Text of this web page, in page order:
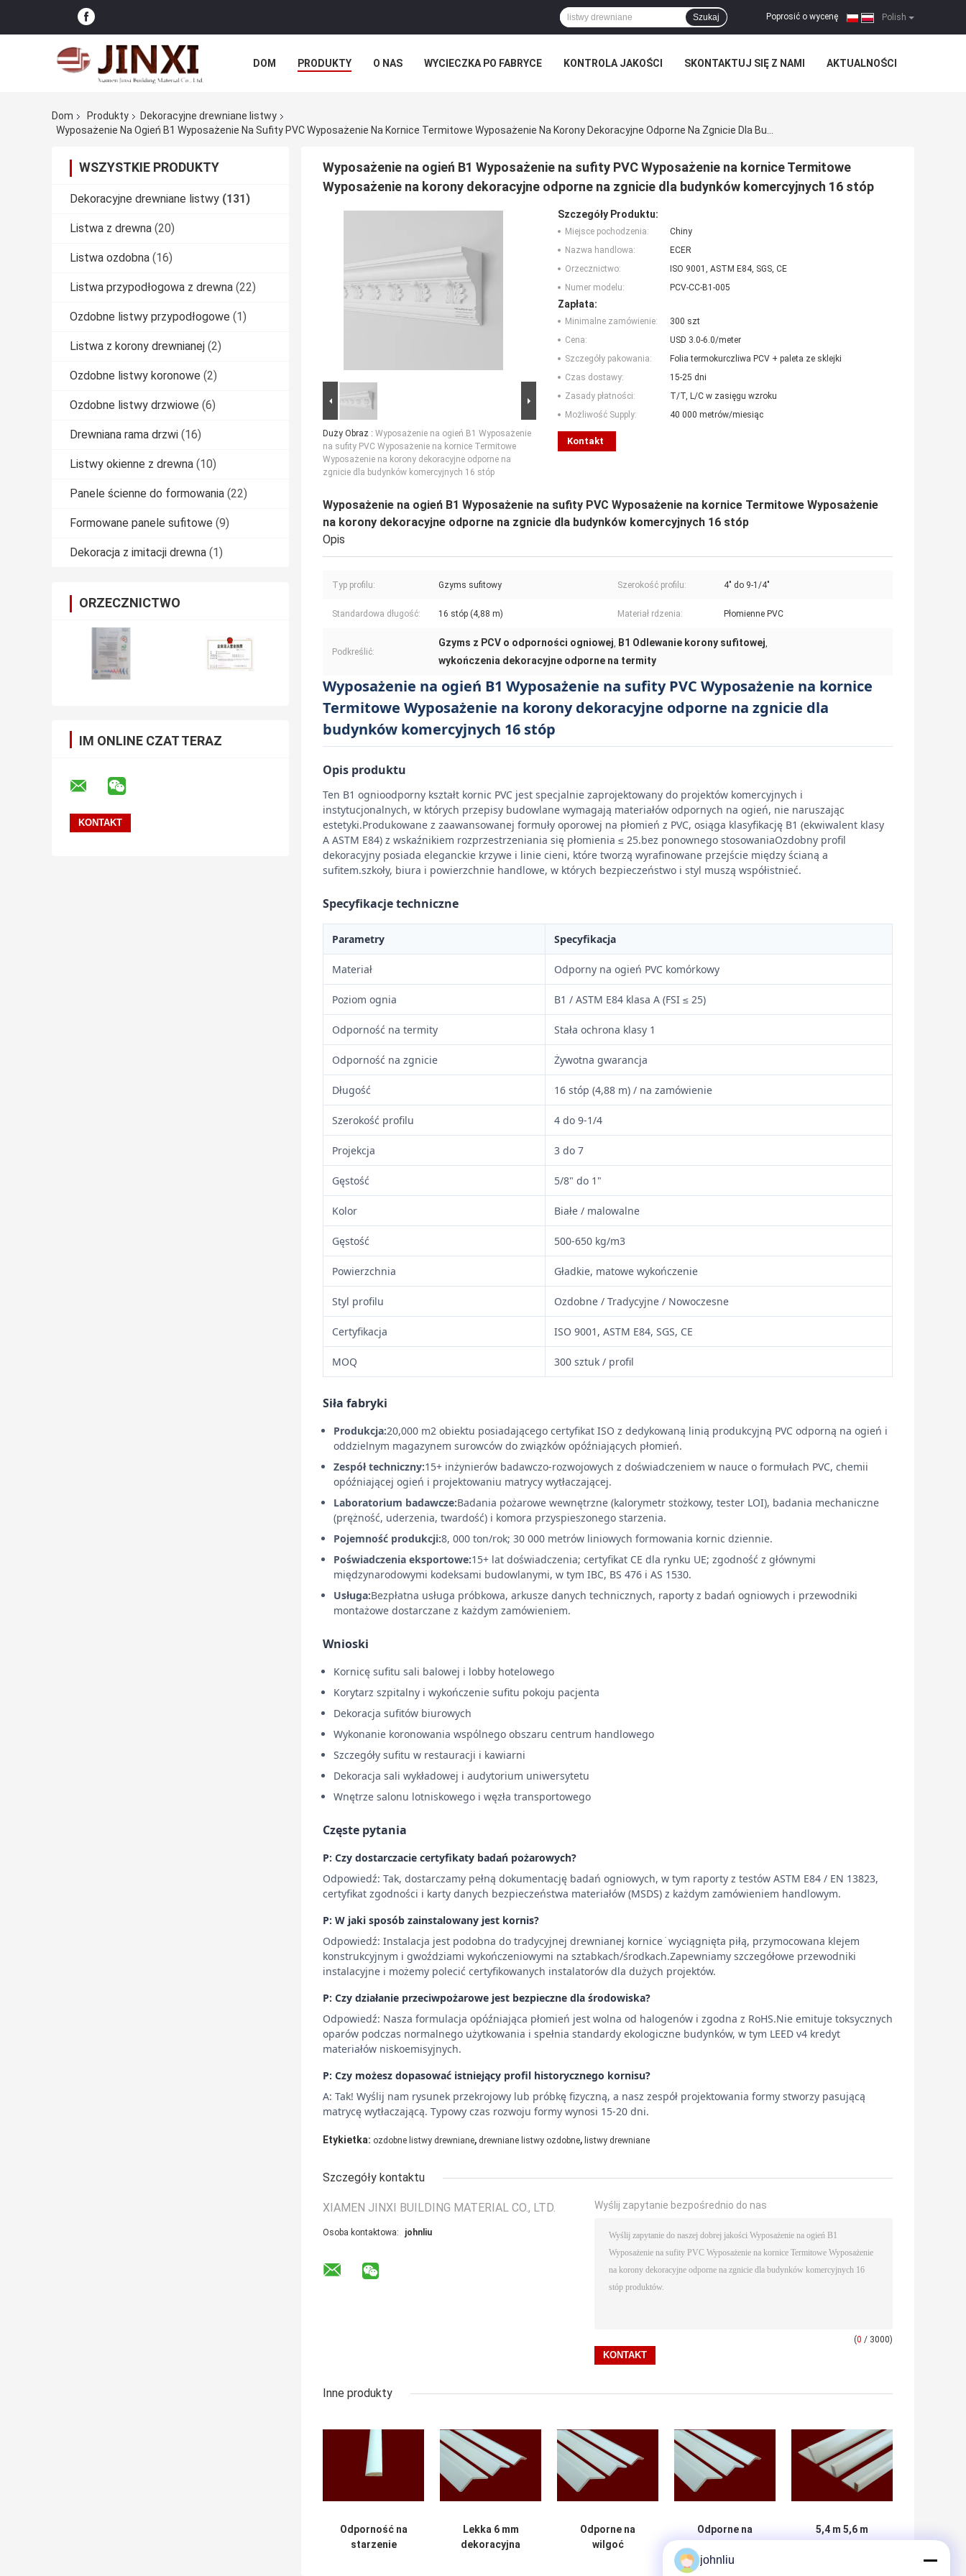
Polish
Poprosić o wycenę |
Szukaj
DOM PRODUKTY O NAS WYCIECZKA PO FABRYCE KONTROLA JAKOŚCI SKONTAKTUJ SIĘ Z NAMI AKTUALNOŚCI
Dom
Produkty
Dekoracyjne drewniane listwy
WSZYSTKIE PRODUKTY
Dekoracyjne drewniane listwy (131)
Listwa z drewna (20)
Listwa ozdobna (16)
Listwa przypodłogowa z drewna (22)
Ozdobne listwy przypodłogowe (1)
Listwa z korony drewnianej (2)
Ozdobne listwy koronowe (2)
Ozdobne listwy drzwiowe (6)
Drewniana rama drzwi (16)
Listwy okienne z drewna (10)
Panele ścienne do formowania (22)
Formowane panele sufitowe (9)
Dekoracja z imitacji drewna (1)
ORZECZNICTWO
IM ONLINE CZAT TERAZ
Wyposażenie na ogień B1 Wyposażenie na sufity PVC Wyposażenie na kornice Termitowe
Wyposażenie na korony dekoracyjne odporne na zgnicie dla budynków komercyjnych 16 stóp
Duży Obraz : Wyposażenie na ogień B1 Wyposażenie
na sufity PVC Wyposażenie na kornice Termitowe
Wyposażenie na korony dekoracyjne odporne na
zgnicie dla budynków komercyjnych 16 stóp
Szczegóły Produktu:
Miejsce pochodzenia:
Chiny
Nazwa handlowa:
ECER
Orzecznictwo:
ISO 9001, ASTM E84, SGS, CE
Numer modelu:
PCV-CC-B1-005
Zapłata:
Minimalne zamówienie:
300 szt
Cena:
USD 3.0-6.0/meter
Szczegóły pakowania:
Folia termokurczliwa PCV + paleta ze sklejki
Czas dostawy:
15-25 dni
Zasady płatności:
T/T, L/C w zasięgu wzroku
Możliwość Supply:
40 000 metrów/miesiąc
Kontakt
Wyposażenie na ogień B1 Wyposażenie na sufity PVC Wyposażenie na kornice Termitowe Wyposażenie
na korony dekoracyjne odporne na zgnicie dla budynków komercyjnych 16 stóp
Opis
Typ profilu: Gzyms sufitowy Szerokość profilu: 4" do 9-1/4"
Standardowa długość: 16 stóp (4,88 m) Materiał rdzenia: Płomienne PVC
Podkreślić:
Gzyms z PCV o odporności ogniowej B1 Odlewanie korony sufitowej
wykończenia dekoracyjne odporne na termity
Wyposażenie na ogień B1 Wyposażenie na sufity PVC Wyposażenie na kornice
Termitowe Wyposażenie na korony dekoracyjne odporne na zgnicie dla
budynków komercyjnych 16 stóp
Opis produktu
Ten B1 ognioodporny kształt kornic PVC jest specjalnie zaprojektowany do projektów komercyjnych i
instytucjonalnych, w których przepisy budowlane wymagają materiałów odpornych na ogień, nie naruszając
estetyki.Produkowane z zaawansowanej formuły oporowej na płomień z PVC, osiąga klasyfikację B1 (ekwiwalent klasy
A ASTM E84) z wskaźnikiem rozprzestrzeniania się płomienia ≤ 25.bez ponownego stosowaniaOzdobny profil
dekoracyjny posiada eleganckie krzywe i linie cieni, które tworzą wyrafinowane przejście między ścianą a
sufitem.szkoły, biura i powierzchnie handlowe, w których bezpieczeństwo i styl muszą współistnieć.
Specyfikacje techniczne
Parametry Specyfikacja
Materiał Odporny na ogień PVC komórkowy
Poziom ognia B1 / ASTM E84 klasa A (FSI ≤ 25)
Odporność na termity Stała ochrona klasy 1
Odporność na zgnicie Żywotna gwarancja
Długość 16 stóp (4,88 m) / na zamówienie
Szerokość profilu 4 do 9-1/4
Projekcja 3 do 7
Gęstość 5/8" do 1"
Kolor Białe / malowalne
Gęstość 500-650 kg/m3
Powierzchnia Gładkie, matowe wykończenie
Styl profilu Ozdobne / Tradycyjne / Nowoczesne
Certyfikacja ISO 9001, ASTM E84, SGS, CE
MOQ 300 sztuk / profil
Siła fabryki
Produkcja:20,000 m2 obiektu posiadającego certyfikat ISO z dedykowaną linią produkcyjną PVC odporną na ogień i
oddzielnym magazynem surowców do związków opóźniających płomień.
Zespół techniczny:15+ inżynierów badawczo-rozwojowych z doświadczeniem w nauce o formułach PVC, chemii
opóźniającej ogień i projektowaniu matrycy wytłaczającej.
Laboratorium badawcze:Badania pożarowe wewnętrzne (kalorymetr stożkowy, tester LOI), badania mechaniczne
(prężność, uderzenia, twardość) i komora przyspieszonego starzenia.
Pojemność produkcji:8, 000 ton/rok; 30 000 metrów liniowych formowania kornic dziennie.
Poświadczenia eksportowe:15+ lat doświadczenia; certyfikat CE dla rynku UE; zgodność z głównymi
międzynarodowymi kodeksami budowlanymi, w tym IBC, BS 476 i AS 1530.
Usługa:Bezpłatna usługa próbkowa, arkusze danych technicznych, raporty z badań ogniowych i przewodniki
montażowe dostarczane z każdym zamówieniem.
Wnioski
Kornicę sufitu sali balowej i lobby hotelowego
Korytarz szpitalny i wykończenie sufitu pokoju pacjenta
Dekoracja sufitów biurowych
Wykonanie koronowania wspólnego obszaru centrum handlowego
Szczegóły sufitu w restauracji i kawiarni
Dekoracja sali wykładowej i audytorium uniwersytetu
Wnętrze salonu lotniskowego i węzła transportowego
Częste pytania
P: Czy dostarczacie certyfikaty badań pożarowych?
Odpowiedź: Tak, dostarczamy pełną dokumentację badań ogniowych, w tym raporty z testów ASTM E84 / EN 13823,
certyfikat zgodności i karty danych bezpieczeństwa materiałów (MSDS) z każdym zamówieniem handlowym.
P: W jaki sposób zainstalowany jest kornis?
Odpowiedź: Instalacja jest podobna do tradycyjnej drewnianej kornice ̇ wyciągnięta piłą, przymocowana klejem
konstrukcyjnym i gwoździami wykończeniowymi na sztabkach/środkach.Zapewniamy szczegółowe przewodniki
instalacyjne i możemy polecić certyfikowanych instalatorów dla dużych projektów.
P: Czy działanie przeciwpożarowe jest bezpieczne dla środowiska?
Odpowiedź: Nasza formulacja opóźniająca płomień jest wolna od halogenów i zgodna z RoHS.Nie emituje toksycznych
oparów podczas normalnego użytkowania i spełnia standardy ekologiczne budynków, w tym LEED v4 kredyt
materiałów niskoemisyjnych.
P: Czy możesz dopasować istniejący profil historycznego kornisu?
A: Tak! Wyślij nam rysunek przekrojowy lub próbkę fizyczną, a nasz zespół projektowania formy stworzy pasującą
matrycę wytłaczającą. Typowy czas rozwoju formy wynosi 15-20 dni.
Etykietka: ozdobne listwy drewniane, drewniane listwy ozdobne, listwy drewniane
Szczegóły kontaktu
XIAMEN JINXI BUILDING MATERIAL CO., LTD.
Osoba kontaktowa: johnliu
Wyślij zapytanie bezpośrednio do nas
(0 / 3000)
Inne produkty
Odporność na
starzenie
Lekka 6 mm
dekoracyjna
Odporne na
wilgoć
Odporne na
wilgoć drewniane
listwy meblowe
5,4 m 5,6 m
Dekoracyjne
johnliu